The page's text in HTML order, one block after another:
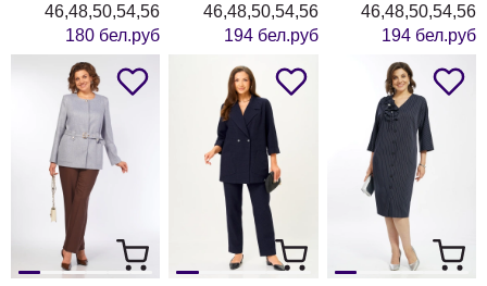
46,48,50,54,56
180 бел.руб
46,48,50,54,56
194 бел.руб
46,48,50,54,56
194 бел.руб